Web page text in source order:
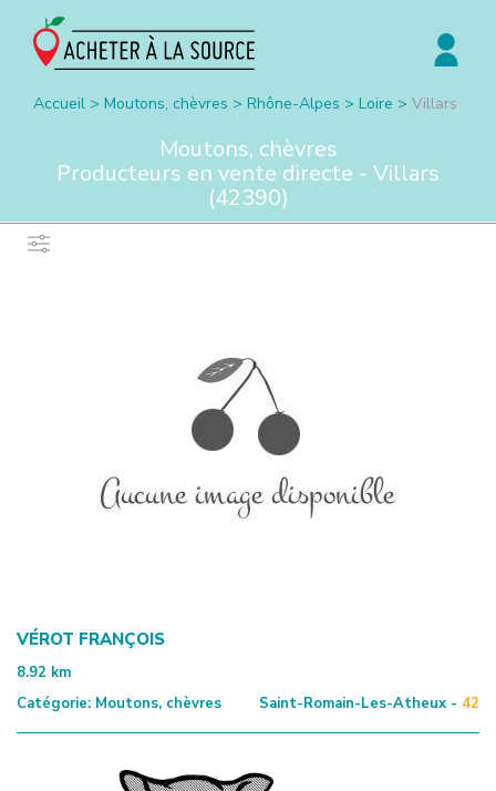
Accueil > Moutons, chèvres > Rhône-Alpes > Loire > Villars
Moutons, chèvres
Producteurs en vente directe - Villars
(42390)
VÉROT FRANÇOIS
8.92 km
Catégorie: Moutons, chèvres Saint-Romain-Les-Atheux - 42